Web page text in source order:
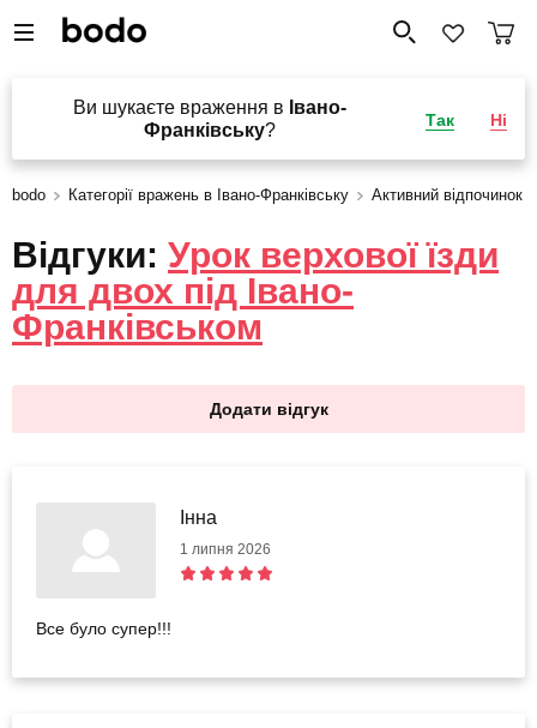
Ви шукаєте враження в Івано-
Франківську?
Так Ні
bodo Категорії вражень в Івано-Франківську Активний відпочинок
Відгуки: Урок верхової їзди
для двох під Івано-
Франківськом
Додати відгук
Інна
1 липня 2026
Все було супер!!!